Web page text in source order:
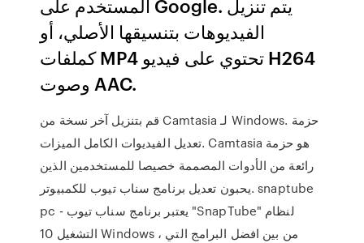
المستخدم على Google. يتم تنزيل
الفيديوهات بتنسيقها الأصلي، أو
كملفات MP4 تحتوي على فيديو H264
وصوت AAC.
قم بتنزيل آخر نسخة من Camtasia لـ Windows. حزمة
تعديل الفيديوات الكامل الميزات. Camtasia هو حزمة
رائعة من الأدوات المصممة خصيصا للمستخدمين الذين
يحبون تعديل برنامج سناب تيوب للكمبيوتر. snaptube
pc - يعتبر برنامج سناب تيوب "SnapTube" لنظام
التشغيل 10 Windows ، من بين افضل البرامج التي